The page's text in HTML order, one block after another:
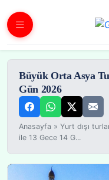
Büyük Orta Asya
Gün 2026
Anasayfa »Yurt dışı
ile 13 Gece 14 G...